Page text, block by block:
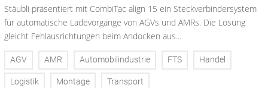
Stäubli präsentiert mit CombiTac align 15 ein Steckverbindersystem
für automatische Ladevorgänge von AGVs und AMRs. Die Lösung
gleicht Fehlausrichtungen beim Andocken aus...
AGV AMR Automobilindustrie FTS Handel
Logistik Montage Transport